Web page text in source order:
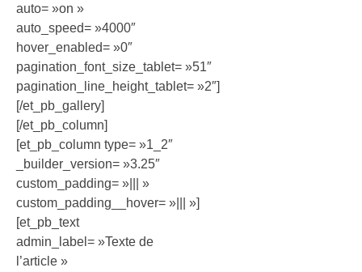
auto= »on »
auto_speed= »4000″
hover_enabled= »0″
pagination_font_size_tablet= »51″
pagination_line_height_tablet= »2″]
[/et_pb_gallery]
[/et_pb_column]
[et_pb_column type= »1_2″
_builder_version= »3.25″
custom_padding= »||| »
custom_padding__hover= »||| »]
[et_pb_text
admin_label= »Texte de
l’article »